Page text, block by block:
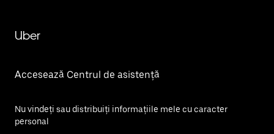
Uber
Accesează Centrul de asistență
Nu vindeți sau distribuiți informațiile mele cu caracter
personal